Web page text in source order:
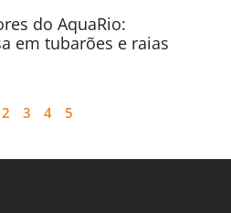
do AquaRio:
em tubarões e raias
2 3 4 5